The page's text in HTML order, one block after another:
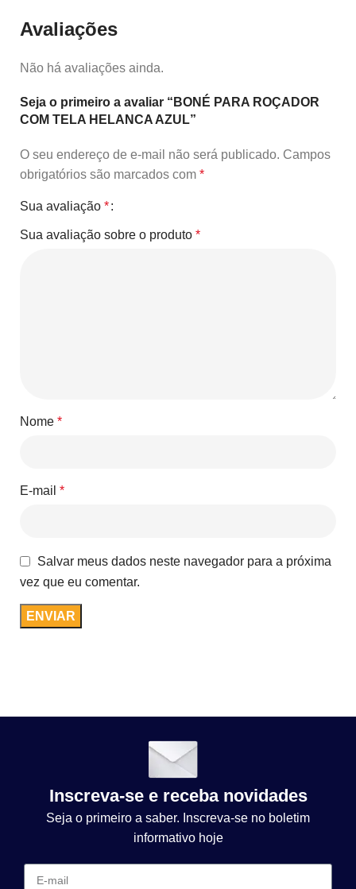
Avaliações
Não há avaliações ainda.
Seja o primeiro a avaliar “BONÉ PARA ROÇADOR
COM TELA HELANCA AZUL”
O seu endereço de e-mail não será publicado. Campos
obrigatórios são marcados com *
Sua avaliação *
Sua avaliação sobre o produto *
Nome *
E-mail *
Salvar meus dados neste navegador para a próxima
vez que eu comentar.
Inscreva-se e receba novidades
Seja o primeiro a saber. Inscreva-se no boletim
informativo hoje